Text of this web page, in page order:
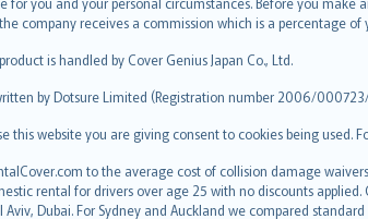
company receives a commission which is a percentage
is handled by Cover Genius Japan Co., Ltd.
by Dotsure Limited (Registration number 2006/
this website you are giving consent to cookies being
to the average cost of collision damage
rental for drivers over age 25 with no discounts
Aviv, Dubai. For Sydney and Auckland we compared